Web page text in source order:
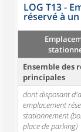
LOG T13 -
réservé à
Ensemble des
principales
dont disposant
emplacement
stationnement
place de parking)